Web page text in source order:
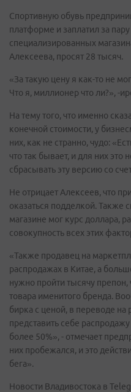
Спортивную обувь
платформе и заплатил за
специализированных
Алексеева, просят 28 тысяч.
«За такую цену я как-то не
Что я, миллионер что ли?», -
На тему того, что именно
конечной стоимости, у
них, как не странно, чудо:
что так бывает, и для них это
сбрасывать эту версию со
Не отрицает Алексеев, что
оказаться подделкой. Также
магазине мог курс доллара,
совокупность всех этих
«Также продавец на
распродажах в Китае, а
нужно пройти тысячу
товара именитого бренда.
бирка с ценой, в переводе
представить себе
более 50%», - отмечает
них пробежался, и это
бега».
Новости Владивостока в